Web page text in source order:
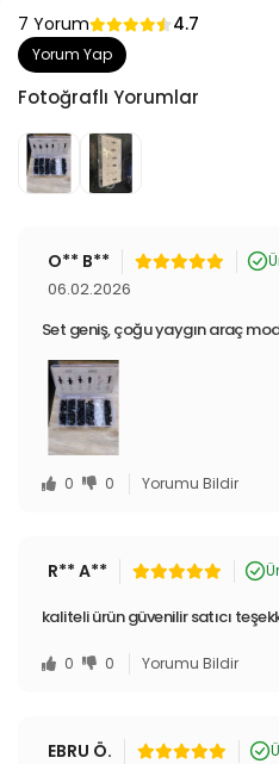
7 Yorum 4.7
Yorum Yap
Fotoğraflı Yorumlar
O** B**
06.02.2026
Set geniş, çoğu yaygın araç
0 0 Yorumu Bildir
R** A**
kaliteli ürün güvenilir satıcı
0 0 Yorumu Bildir
EBRU Ö.